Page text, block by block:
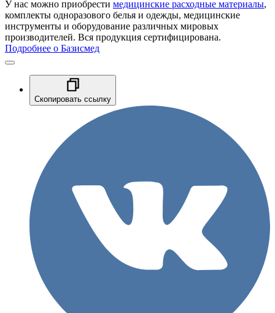
У нас можно приобрести медицинские расходные материалы,
комплекты одноразового белья и одежды, медицинские
инструменты и оборудование различных мировых
производителей. Вся продукция сертифицирована.
Подробнее о Базисмед
Скопировать ссылку